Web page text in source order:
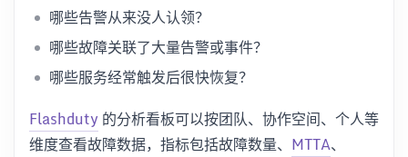
哪些告警从来没人认领？
哪些故障关联了大量告警或事件？
哪些服务经常触发后很快恢复？
Flashduty 的分析看板可以按团队、协作空间、个人等
维度查看故障数据，指标包括故障数量、 MTTA、